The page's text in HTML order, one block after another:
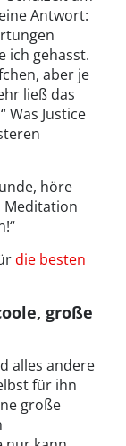
Antwort:
ich gehasst.
aber je
ließ das
Was Justice
höre
Meditation
die besten
große
alles andere
für ihn
große